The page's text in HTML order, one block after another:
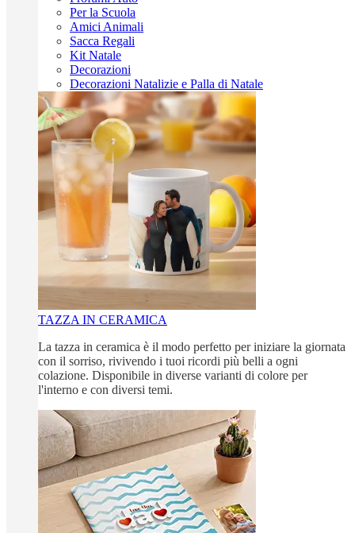
Per la Scuola
Amici Animali
Sacca Regali
Kit Natale
Decorazioni
Decorazioni Natalizie e Palla di Natale
TAZZA IN CERAMICA
La tazza in ceramica è il modo perfetto per iniziare la giornata
con il sorriso, rivivendo i tuoi ricordi più belli a ogni
colazione. Disponibile in diverse varianti di colore per
l'interno e con diversi temi.